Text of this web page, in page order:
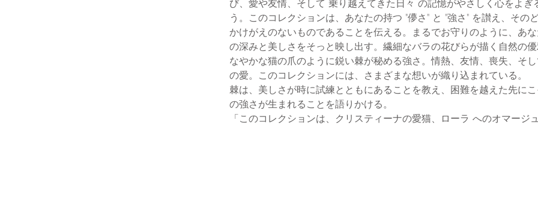
び、愛や友情、そして 乗り越えてきた日々 の記憶がやさしく心をよぎ
う。このコレクションは、あなたの持つ "儚さ" と "強さ" を讃え、その
かけがえのないものであることを伝える。まるでお守りのように、あ
の深みと美しさをそっと映し出す。繊細なバラの花びらが描く自然の
なやかな猫の爪のように鋭い棘が秘める強さ。情熱、友情、喪失、そ
の愛。このコレクションには、さまざまな想いが織り込まれている。
棘は、美しさが時に試練とともにあることを教え、困難を越えた先に
の強さが生まれることを語りかける。
「このコレクションは、クリスティーナの愛猫、ローラ へのオマージ